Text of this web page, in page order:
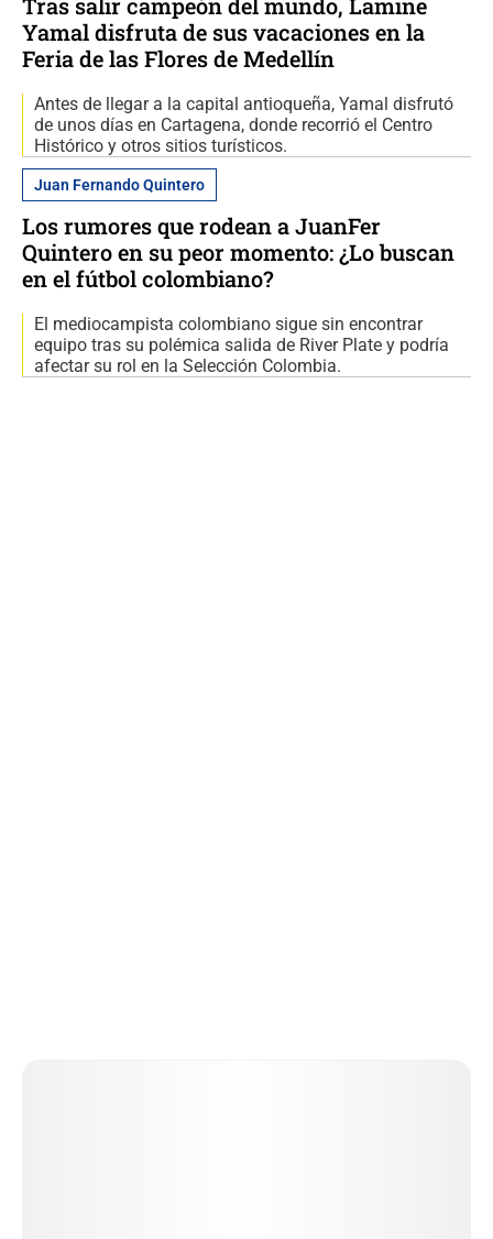
Tras salir campeón del mundo, Lamine
Yamal disfruta de sus vacaciones en la
Feria de las Flores de Medellín
Antes de llegar a la capital antioqueña, Yamal disfrutó
de unos días en Cartagena, donde recorrió el Centro
Histórico y otros sitios turísticos.
Juan Fernando Quintero
Los rumores que rodean a JuanFer
Quintero en su peor momento: ¿Lo buscan
en el fútbol colombiano?
El mediocampista colombiano sigue sin encontrar
equipo tras su polémica salida de River Plate y podría
afectar su rol en la Selección Colombia.